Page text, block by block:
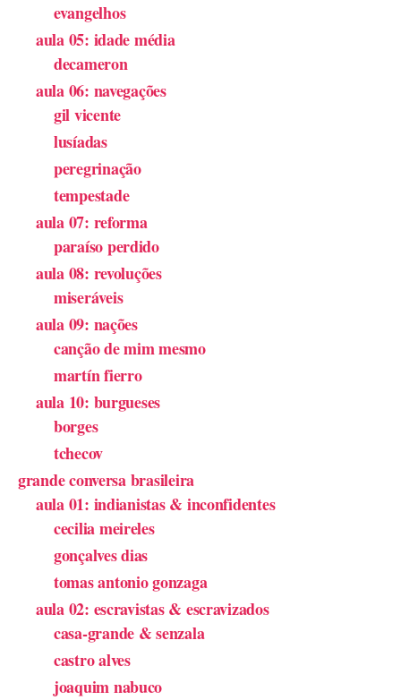
evangelhos
aula 05: idade média
decameron
aula 06: navegações
gil vicente
lusíadas
peregrinação
tempestade
aula 07: reforma
paraíso perdido
aula 08: revoluções
miseráveis
aula 09: nações
canção de mim mesmo
martín fierro
aula 10: burgueses
borges
tchecov
grande conversa brasileira
aula 01: indianistas & inconfidentes
cecilia meireles
gonçalves dias
tomas antonio gonzaga
aula 02: escravistas & escravizados
casa-grande & senzala
castro alves
joaquim nabuco